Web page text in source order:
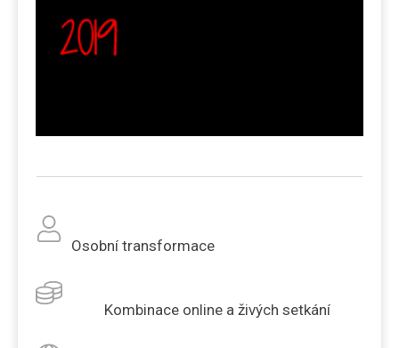
Osobní transformace
Kombinace online a živých setkání